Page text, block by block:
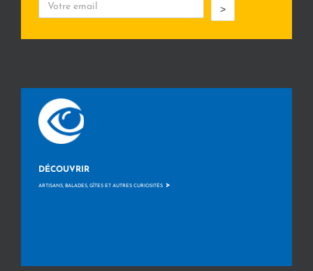
>
DÉCOUVRIR
ARTISANS, BALADES, GÎTES ET AUTRES CURIOSITÉS >